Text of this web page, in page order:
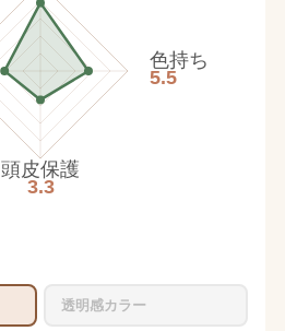
色持ち
5.5
頭皮保護
3.3
透明感カラー